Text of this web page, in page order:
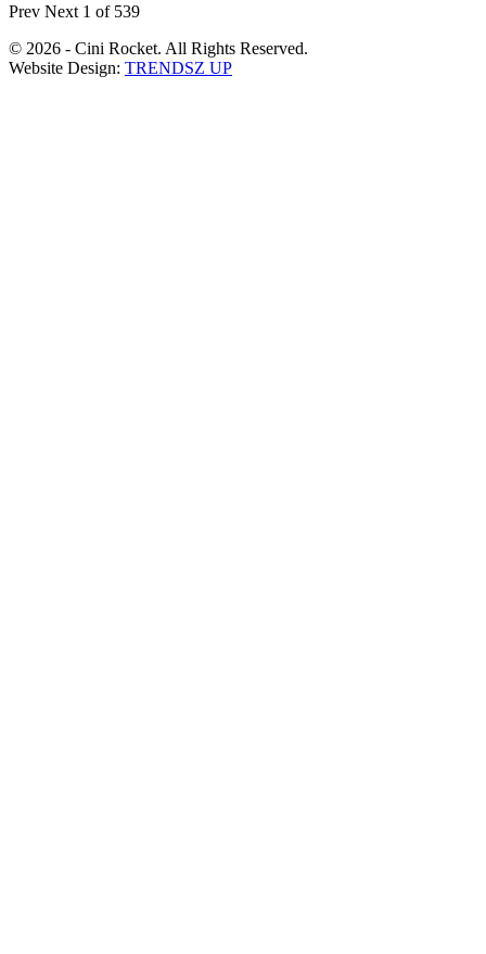
Prev Next 1 of 539
© 2026 - Cini Rocket. All Rights Reserved.
Website Design: TRENDSZ UP